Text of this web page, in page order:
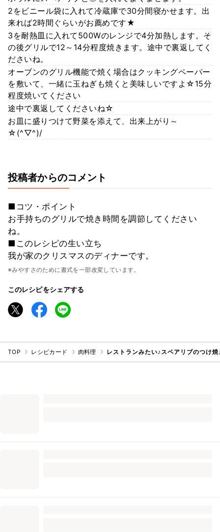
2をビニール袋に入れて冷蔵庫で30分間寝かせます。出
来れば2時間ぐらいがお薦めです★
3を耐熱皿に入れて500Wのレンジで4分加熱します。そ
の後グリルで12～14分程度焼きます。途中で裏返してく
ださいね。
オーブンのグリル機能で焼く場合はクッキングペーパー
を敷いて、一緒に玉ねぎも焼くと美味しいですよ☆15分
程度焼いてください
途中で裏返してくださいね☆
お皿に盛りつけて野菜を添えて、出来上がり～
☆(^▽^)/
投稿者からのコメント
■コツ・ポイント
お手持ちのグリルで焼き時間を調節してください
ね。
■このレシピの生い立ち
我が家のクリスマスのディナーです。
※みやすさのために書式を一部改変しています。
このレシピをシェアする
TOP レシピカード 肉料理 レストランみたい♪スペアリブのつけ